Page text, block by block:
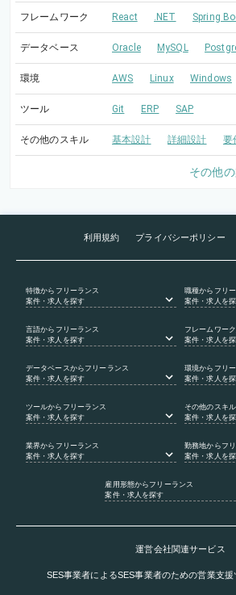
フレームワーク React .NET Spring
データベース Oracle MySQL
環境 AWS Linux Windows
ツール Git ERP SAP
その他のスキル 基本設計 詳細設計 要
その他
利用規約 プライバシーポリシー
特徴からフリーランス
案件・求人を探す
職種からフリ
案件・求人を
言語からフリーランス
案件・求人を探す
フレームワーク
案件・求人を
データベース からフリーランス
案件・求人を探す
環境からフリ
案件・求人を
ツールからフリーランス
案件・求人を探す
その他のスキル
案件・求人を
業界からフリーランス
案件・求人を探す
勤務地からフ
案件・求人を
雇用形態からフリーランス
案件・求人を探す
運営会社関連サービス
SES事業者によるSES事業者のための営業支援